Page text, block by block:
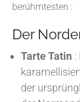
berühmtesten :
Der
Tarte Tatin :
der